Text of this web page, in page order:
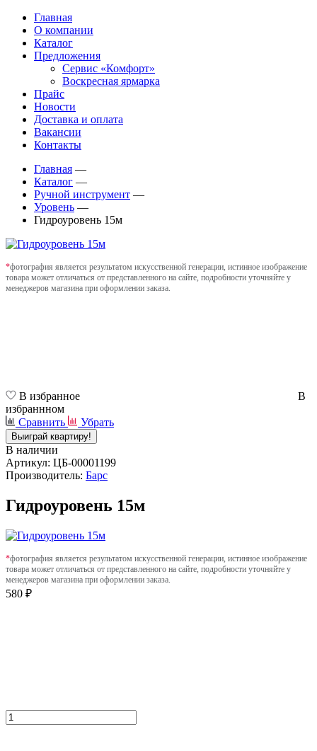
Главная
О компании
Каталог
Предложения
Сервис «Комфорт»
Воскресная ярмарка
Прайс
Новости
Доставка и оплата
Вакансии
Контакты
Главная —
Каталог —
Ручной инструмент —
Уровень —
Гидроуровень 15м
*фотография является результатом искусственной генерации, истинное изображение
товара может отличаться от представленного на сайте, подробности уточняйте у
менеджеров магазина при оформлении заказа.
В избранное
В
избраннном
Сравнить
Убрать
Выиграй квартиру!
В наличии
Артикул: ЦБ-00001199
Производитель: Барс
Гидроуровень 15м
*фотография является результатом искусственной генерации, истинное изображение
товара может отличаться от представленного на сайте, подробности уточняйте у
менеджеров магазина при оформлении заказа.
580 ₽